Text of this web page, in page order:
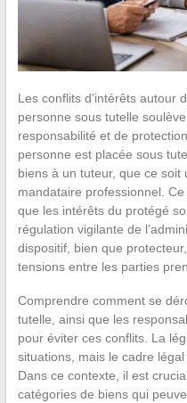
Les conflits d’intérêts autour
personne sous tutelle
responsabilité et de
personne est placée sous
biens à un tuteur, que ce
mandataire professionnel.
que les intérêts du protégé
régulation vigilante de
dispositif, bien que
tensions entre les parties
Comprendre comment se
tutelle, ainsi que les
pour éviter ces conflits. La
situations, mais le cadre
Dans ce contexte, il est
catégories de biens qui